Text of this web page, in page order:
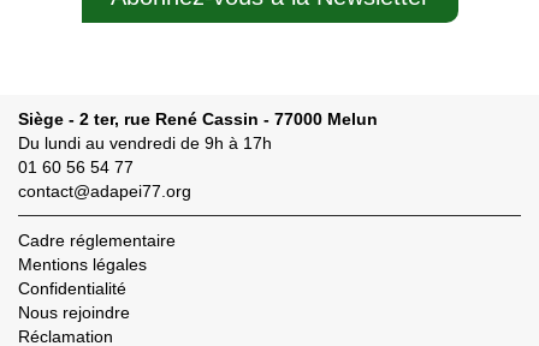
Siège - 2 ter, rue René Cassin - 77000 Melun
Du lundi au vendredi de 9h à 17h
01 60 56 54 77
contact@adapei77.org
Cadre réglementaire
Mentions légales
Confidentialité
Nous rejoindre
Réclamation